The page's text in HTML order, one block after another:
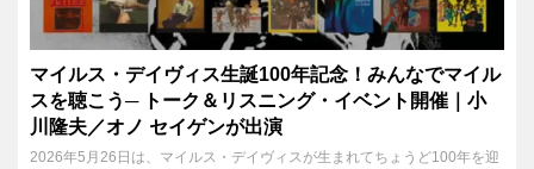
マイルス・デイヴィス生誕100年記念！みんなでマイル
スを聴こう─ トーク＆リスニング・イベント開催｜小
川隆夫／オノ セイゲンが出演
2026年5月26日は、マイルス・デイヴィスが生まれてちょうど100年を迎